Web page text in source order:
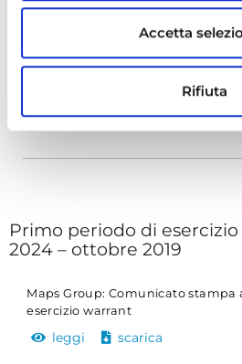
Accetta
Rifiuta
leggi scarica
periodo di esercizio dei warrant
leggi scarica
Primo periodo di
2024 – ottobre 2019
Maps Group: Comunicato stampa
esercizio warrant
leggi scarica